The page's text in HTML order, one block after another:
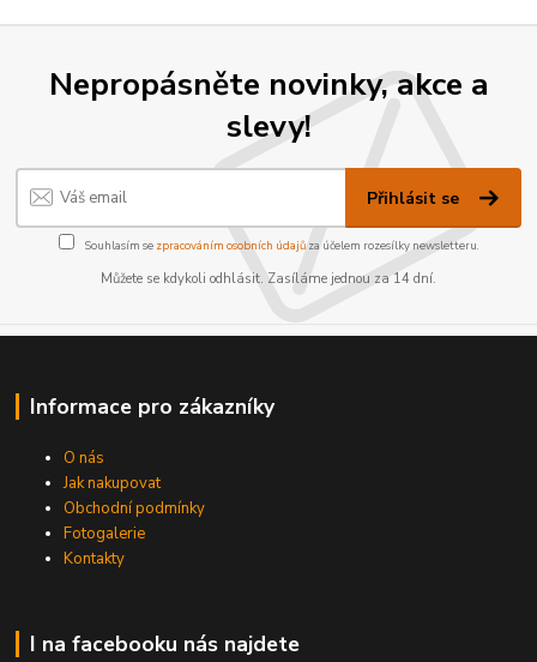
Nepropásněte novinky, akce a
slevy!
Přihlásit se
Souhlasím se zpracováním osobních údajůza účelem rozesílky newsletteru.
Můžete se kdykoli odhlásit. Zasíláme jednou za 14 dní.
Informace pro zákazníky
O nás
Jak nakupovat
Obchodní podmínky
Fotogalerie
Kontakty
I na facebooku nás najdete